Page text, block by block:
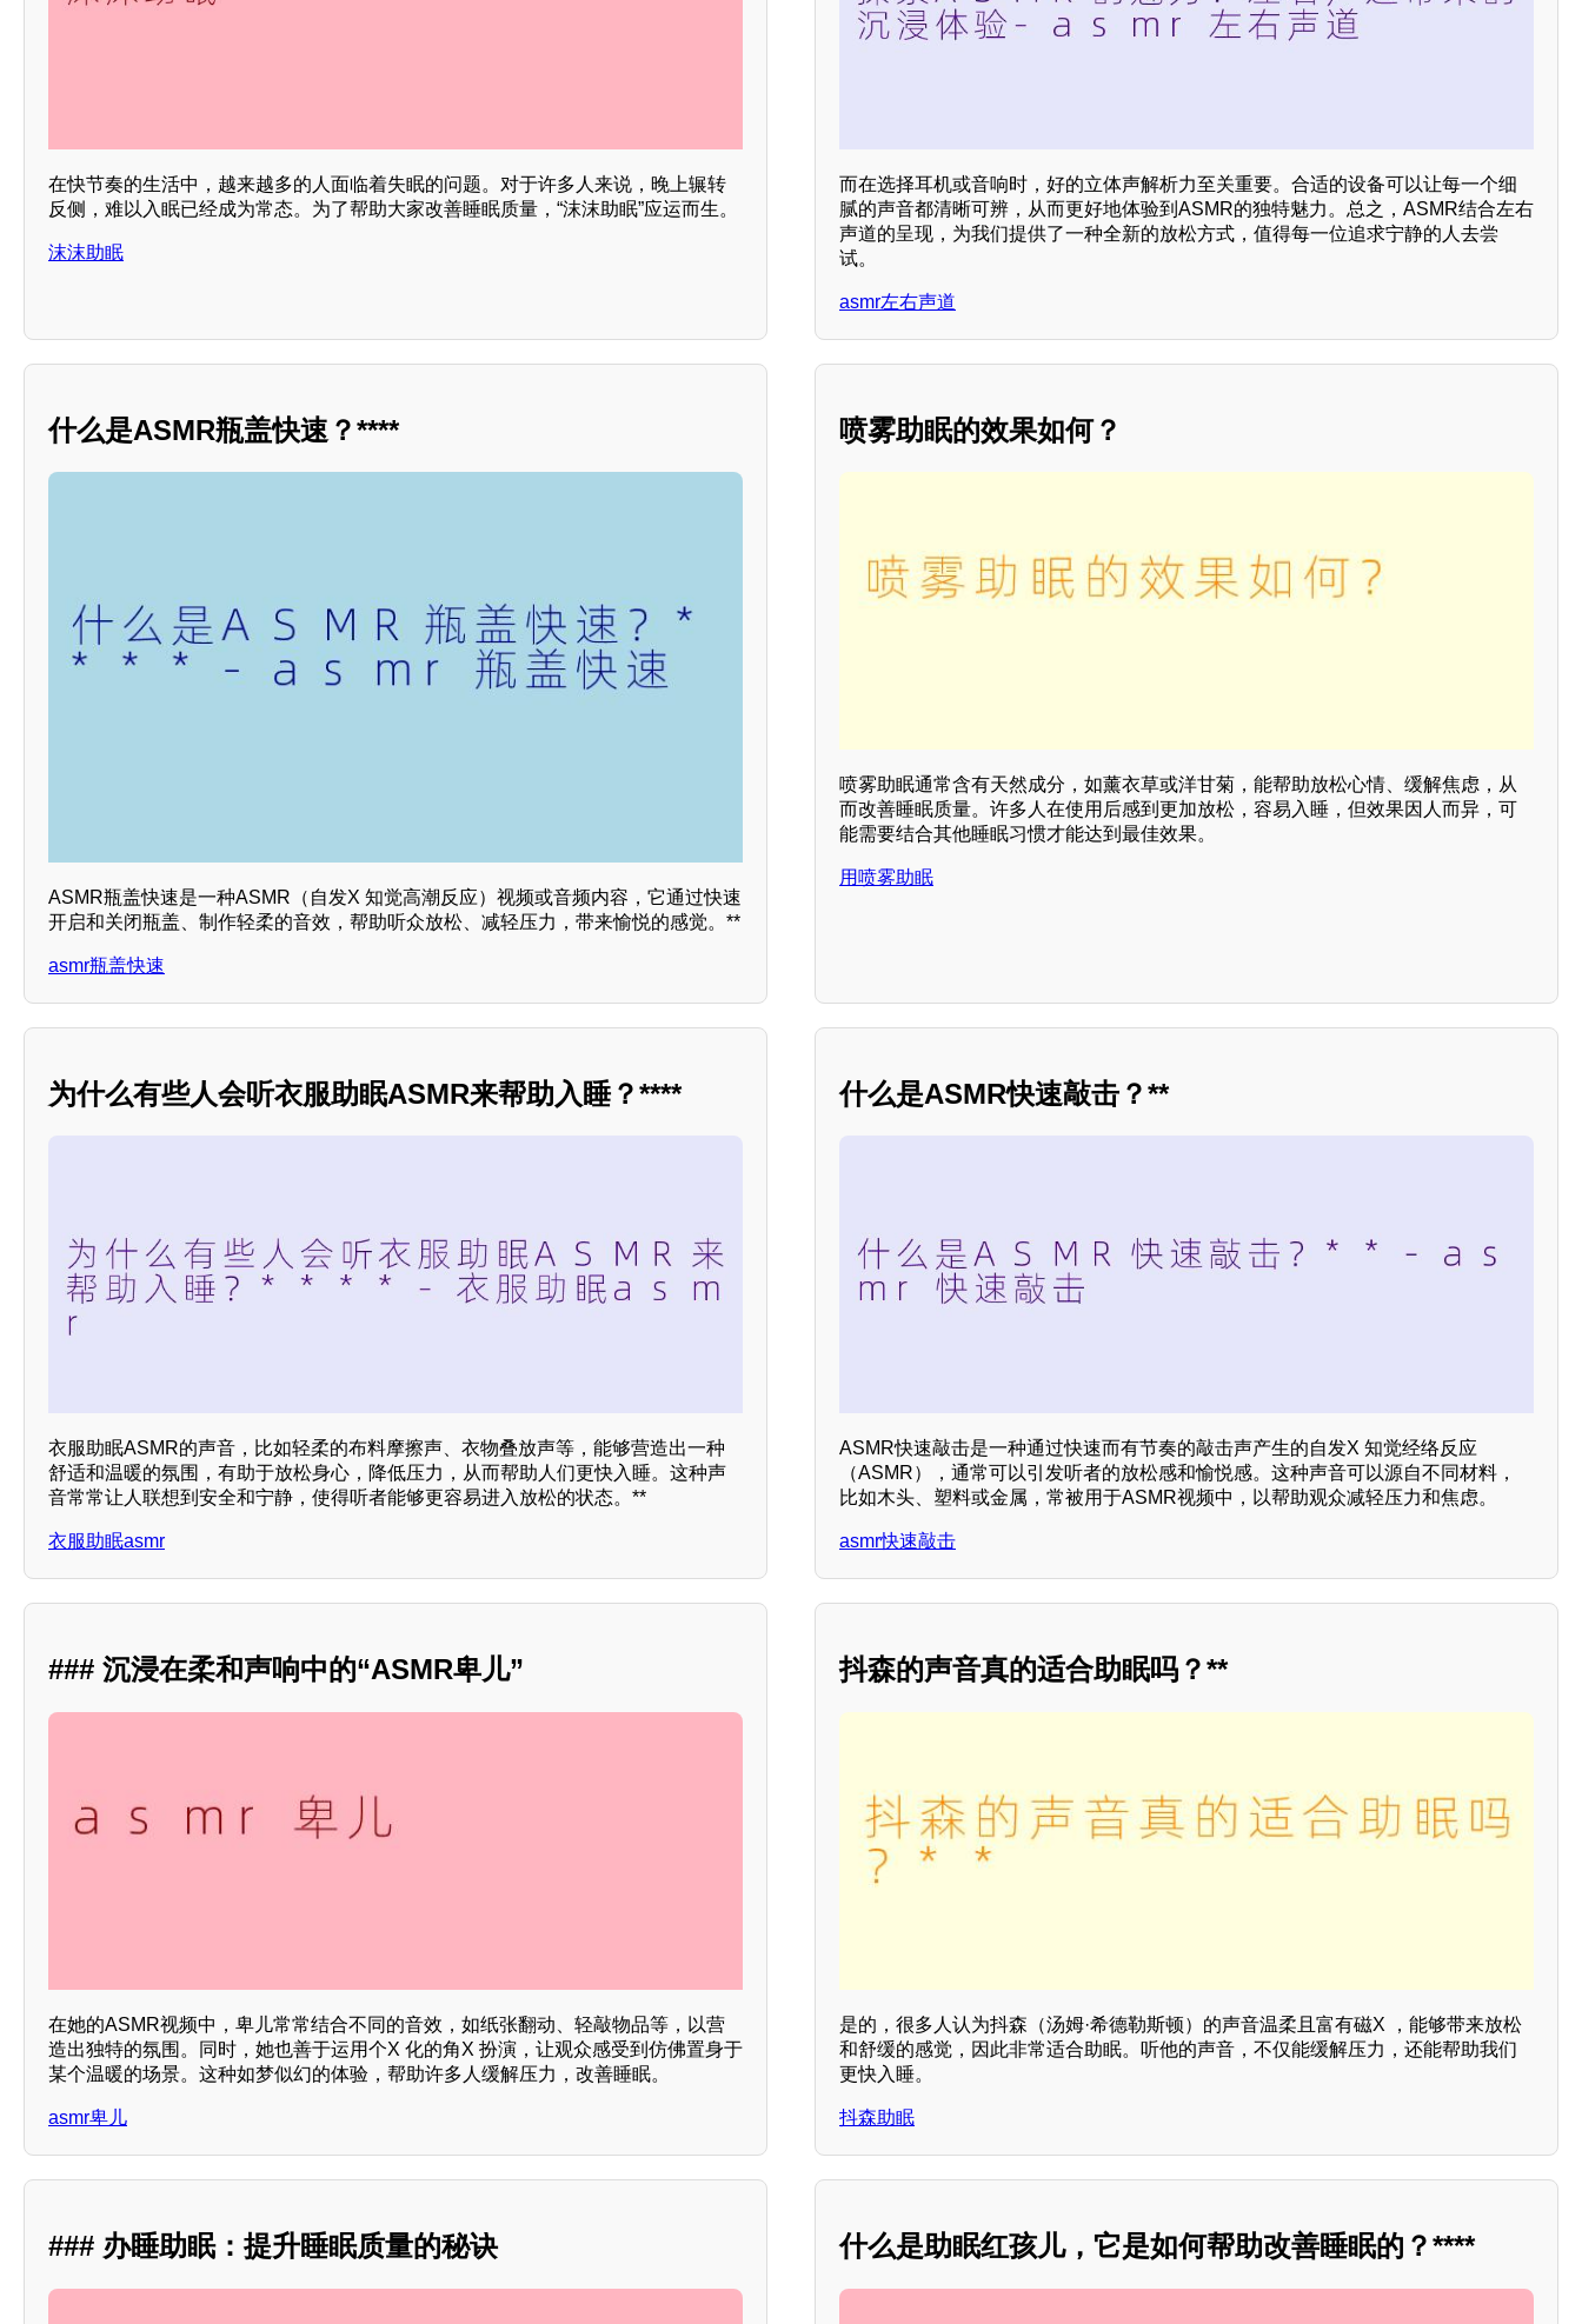
在快节奏的生活中，越来越多的人面临着失眠的问题。对于许多人来说，晚上辗转
反侧，难以入眠已经成为常态。为了帮助大家改善睡眠质量，“沫沫助眠”应运而生。
沫沫助眠
而在选择耳机或音响时，好的立体声解析力至关重要。合适的设备可以让每一个细
腻的声音都清晰可辨，从而更好地体验到ASMR的独特魅力。总之，ASMR结合左右
声道的呈现，为我们提供了一种全新的放松方式，值得每一位追求宁静的人去尝
试。
asmr左右声道
什么是ASMR瓶盖快速？****
ASMR瓶盖快速是一种ASMR（自发X 知觉高潮反应）视频或音频内容，它通过快速
开启和关闭瓶盖、制作轻柔的音效，帮助听众放松、减轻压力，带来愉悦的感觉。**
asmr瓶盖快速
喷雾助眠的效果如何？
喷雾助眠通常含有天然成分，如薰衣草或洋甘菊，能帮助放松心情、缓解焦虑，从
而改善睡眠质量。许多人在使用后感到更加放松，容易入睡，但效果因人而异，可
能需要结合其他睡眠习惯才能达到最佳效果。
用喷雾助眠
为什么有些人会听衣服助眠ASMR来帮助入睡？****
衣服助眠ASMR的声音，比如轻柔的布料摩擦声、衣物叠放声等，能够营造出一种
舒适和温暖的氛围，有助于放松身心，降低压力，从而帮助人们更快入睡。这种声
音常常让人联想到安全和宁静，使得听者能够更容易进入放松的状态。**
衣服助眠asmr
什么是ASMR快速敲击？**
ASMR快速敲击是一种通过快速而有节奏的敲击声产生的自发X 知觉经络反应
（ASMR），通常可以引发听者的放松感和愉悦感。这种声音可以源自不同材料，
比如木头、塑料或金属，常被用于ASMR视频中，以帮助观众减轻压力和焦虑。
asmr快速敲击
### 沉浸在柔和声响中的“ASMR卑儿”
在她的ASMR视频中，卑儿常常结合不同的音效，如纸张翻动、轻敲物品等，以营
造出独特的氛围。同时，她也善于运用个X 化的角X 扮演，让观众感受到仿佛置身于
某个温暖的场景。这种如梦似幻的体验，帮助许多人缓解压力，改善睡眠。
asmr卑儿
抖森的声音真的适合助眠吗？**
是的，很多人认为抖森（汤姆·希德勒斯顿）的声音温柔且富有磁X ，能够带来放松
和舒缓的感觉，因此非常适合助眠。听他的声音，不仅能缓解压力，还能帮助我们
更快入睡。
抖森助眠
### 办睡助眠：提升睡眠质量的秘诀 什么是助眠红孩儿，它是如何帮助改善睡眠的？****